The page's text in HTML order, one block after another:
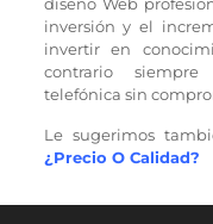
inversión y el
invertir en
contrario siempre
telefónica sin
Le sugerimos
¿Precio O Calidad?